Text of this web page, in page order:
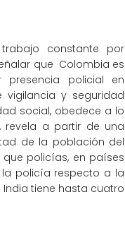
constante por
que Colombia es
policial en
y seguridad
social, obedece a lo
, revela a partir de una
de la población del
policías, en países
policía respecto a la
tiene hasta cuatro